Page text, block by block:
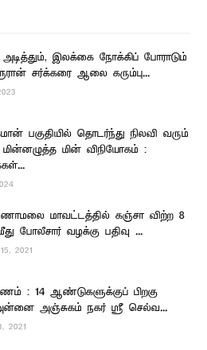
அடித்தும், இலக்கை நோக்கிப் போராடும்
சர்க்கரை ஆலை கரும்பு...
பகுதியில் தொடர்ந்து நிலவி வரும்
மின் விநியோகம் :
மாவட்டத்தில் கஞ்சா விற்ற 8
போலீசார் வழக்கு பதிவு ...
2021
: 14 ஆண்டுகளுக்குப் பிறகு
அஞ்சுகம் நகர் ஸ்ரீ செல்வ...
2021